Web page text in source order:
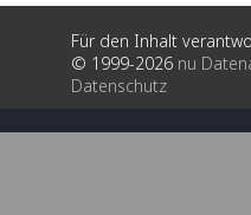
Für den Inhalt
© 1999-2026 nu
Datenschutz